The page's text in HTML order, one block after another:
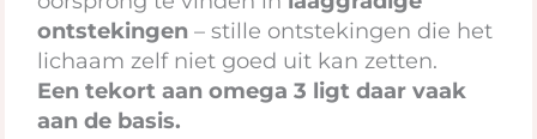
ontstekingen– stille ontstekingen die het
lichaam zelf niet goed uit kan zetten.
Een tekort aan omega 3 ligt daar vaak
aan de basis.